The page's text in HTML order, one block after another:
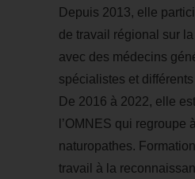
Depuis 2013, elle
de travail régional sur
avec des médecins
spécialistes et
De 2016 à 2022, elle
l’OMNES qui regroupe
naturopathes.
travail à la